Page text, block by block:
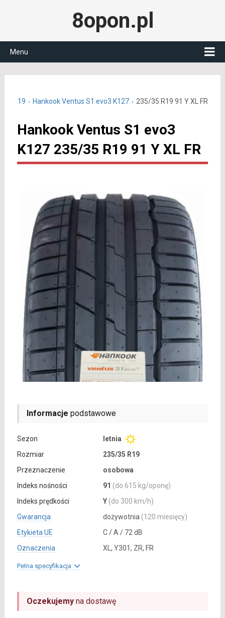
8opon.pl
Menu
35 R19 Hankook Ventus S1 evo3 K127 235/35 R19 91 Y XL FR
Hankook Ventus S1 evo3
K127 235/35 R19 91 Y XL FR
Informacje podstawowe
Sezon
letnia
Rozmiar
235/35 R19
Przeznaczenie
osobowa
Indeks nośności
91 (do 615 kg/oponę)
Indeks prędkości
Y (do 300 km/h)
Gwarancja
dożywotnia (120 miesięcy)
Etykieta UE
C / A / 72 dB
Oznaczenia
XL, Y301, ZR, FR
Pełna specyfikacja
Oczekujemyna dostawę